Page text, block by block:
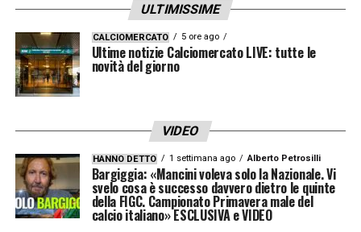
ULTIMISSIME
CALCIOMERCATO 5 ore ago
Ultime notizie Calciomercato LIVE: tutte le
novità del giorno
VIDEO
HANNO DETTO 1 settimana ago Alberto Petrosilli
Bargiggia: «Mancini voleva solo la Nazionale. Vi
svelo cosa è successo davvero dietro le quinte
della FIGC. Campionato Primavera male del
calcio italiano» ESCLUSIVA e VIDEO